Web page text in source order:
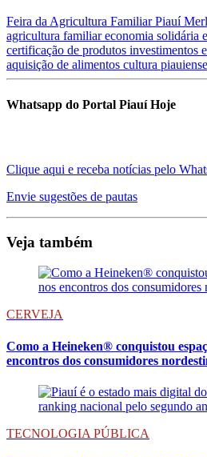
Feira da Agricultura FamiliarPiauí
agricultura familiareconomia solidária
certificação de produtos investimentos
aquisição de alimentos cultura piauiense
Whatsapp do Portal Piauí Hoje
Clique aqui e receba notícias pelo
Envie sugestões de pautas
Veja também
CERVEJA
Como a Heineken® conquistou
encontros dos consumidores
TECNOLOGIA PÚBLICA